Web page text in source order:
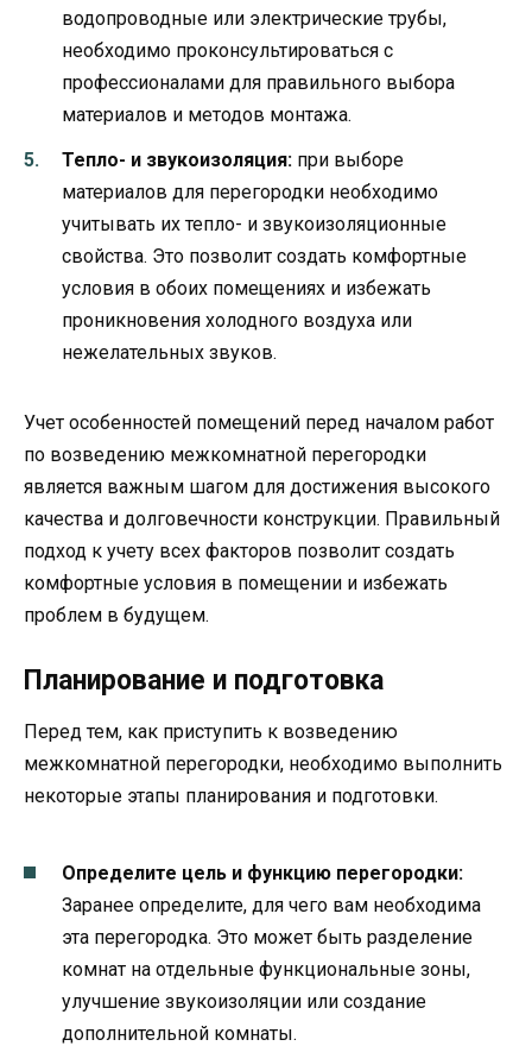
водопроводные или электрические трубы,
необходимо проконсультироваться с
профессионалами для правильного выбора
материалов и методов монтажа.
Тепло- и звукоизоляция: при выборе
материалов для перегородки необходимо
учитывать их тепло- и звукоизоляционные
свойства. Это позволит создать комфортные
условия в обоих помещениях и избежать
проникновения холодного воздуха или
нежелательных звуков.
Учет особенностей помещений перед началом работ
по возведению межкомнатной перегородки
является важным шагом для достижения высокого
качества и долговечности конструкции. Правильный
подход к учету всех факторов позволит создать
комфортные условия в помещении и избежать
проблем в будущем.
Планирование и подготовка
Перед тем, как приступить к возведению
межкомнатной перегородки, необходимо выполнить
некоторые этапы планирования и подготовки.
Определите цель и функцию перегородки:
Заранее определите, для чего вам необходима
эта перегородка. Это может быть разделение
комнат на отдельные функциональные зоны,
улучшение звукоизоляции или создание
дополнительной комнаты.